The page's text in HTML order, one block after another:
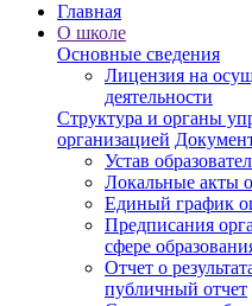
Главная
О школе
Основные сведения
Лицензия на
деятельности
Структура и органы
организацией
Устав
Локальные акты
Единый график
Предписания
сфере
Отчет о
публичный отчет